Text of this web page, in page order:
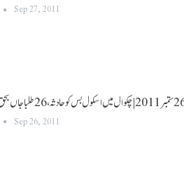
Sep 27, 2011
Sep 26, 2011